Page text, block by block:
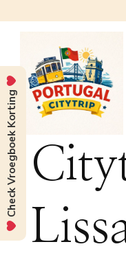
Check Vroegboek Korting